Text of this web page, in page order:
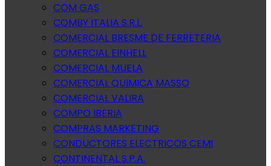
COM GAS
COMBY ITALIA S.R.L.
COMERCIAL BRESME DE FERRETERIA
COMERCIAL EINHELL
COMERCIAL MUELA
COMERCIAL QUIMICA MASSO
COMERCIAL VALIRA
COMPO IBERIA
COMPRAS MARKETING
CONDUCTORES ELECTRICOS CEMI
CONTINENTAL S.P.A.